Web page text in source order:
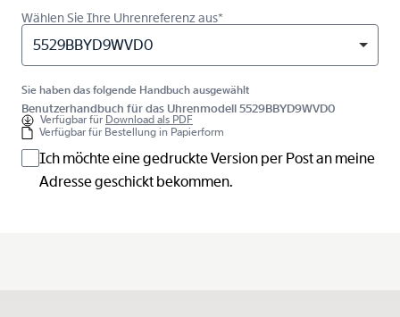
Wählen Sie Ihre Uhrenreferenz aus*
5529BBYD9WVD0
Sie haben das folgende Handbuch ausgewählt
Benutzerhandbuch für das Uhrenmodell 5529BBYD9WVD0
Verfügbar für Download als PDF
Verfügbar für Bestellung in Papierform
Ich möchte eine gedruckte Version per Post an meine
Adresse geschickt bekommen.